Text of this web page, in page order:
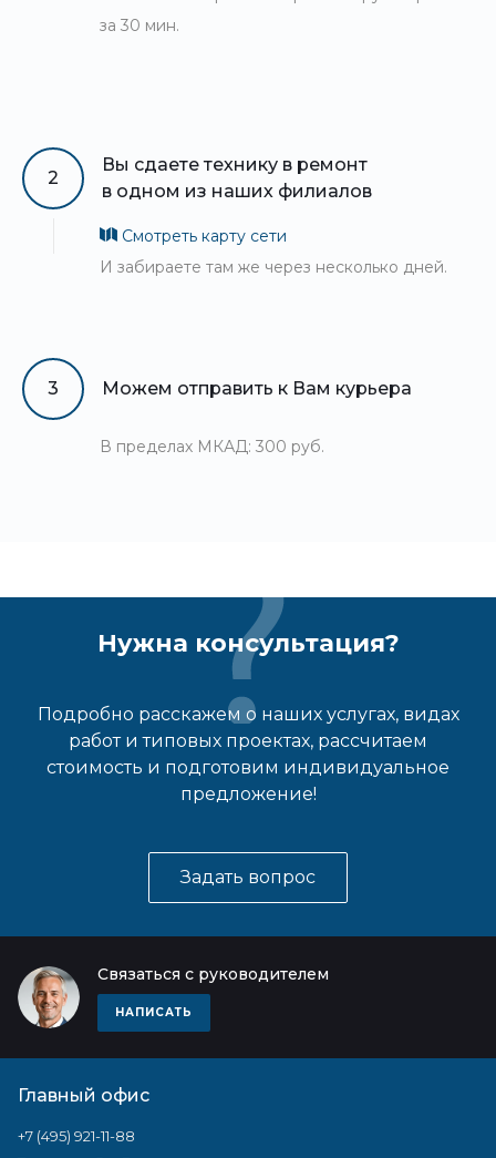
за 30 мин.
2
Вы сдаете технику в ремонт
в одном из наших филиалов
Смотреть карту сети
И забираете там же через несколько дней.
3 Можем отправить к Вам курьера
В пределах МКАД: 300 руб.
Нужна консультация?
Подробно расскажем о наших услугах, видах
работ и типовых проектах, рассчитаем
стоимость и подготовим индивидуальное
предложение!
Задать вопрос
Связаться с руководителем
НАПИСАТЬ
Главный офис
+7 (495) 921-11-88